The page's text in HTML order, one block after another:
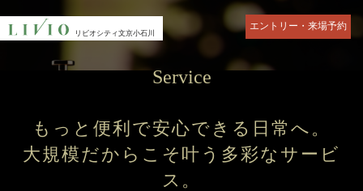
リビオシティ 文京小石川
エントリー・来場予約
リビオシティ 文京小石川
Residence
Residence
ランドスケープ
Residence
ZEH-M Orientedと低炭素住宅
リビオシティ 文京小石川
Service
もっと便利で安心できる日常へ。
大規模だからこそ叶う 多彩なサービ
ス。